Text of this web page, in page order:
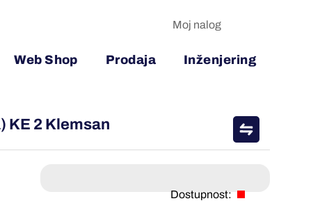
Web Shop Prodaja Inženjering
Moj nalog
KE 2 Klemsan
Dostupnost: